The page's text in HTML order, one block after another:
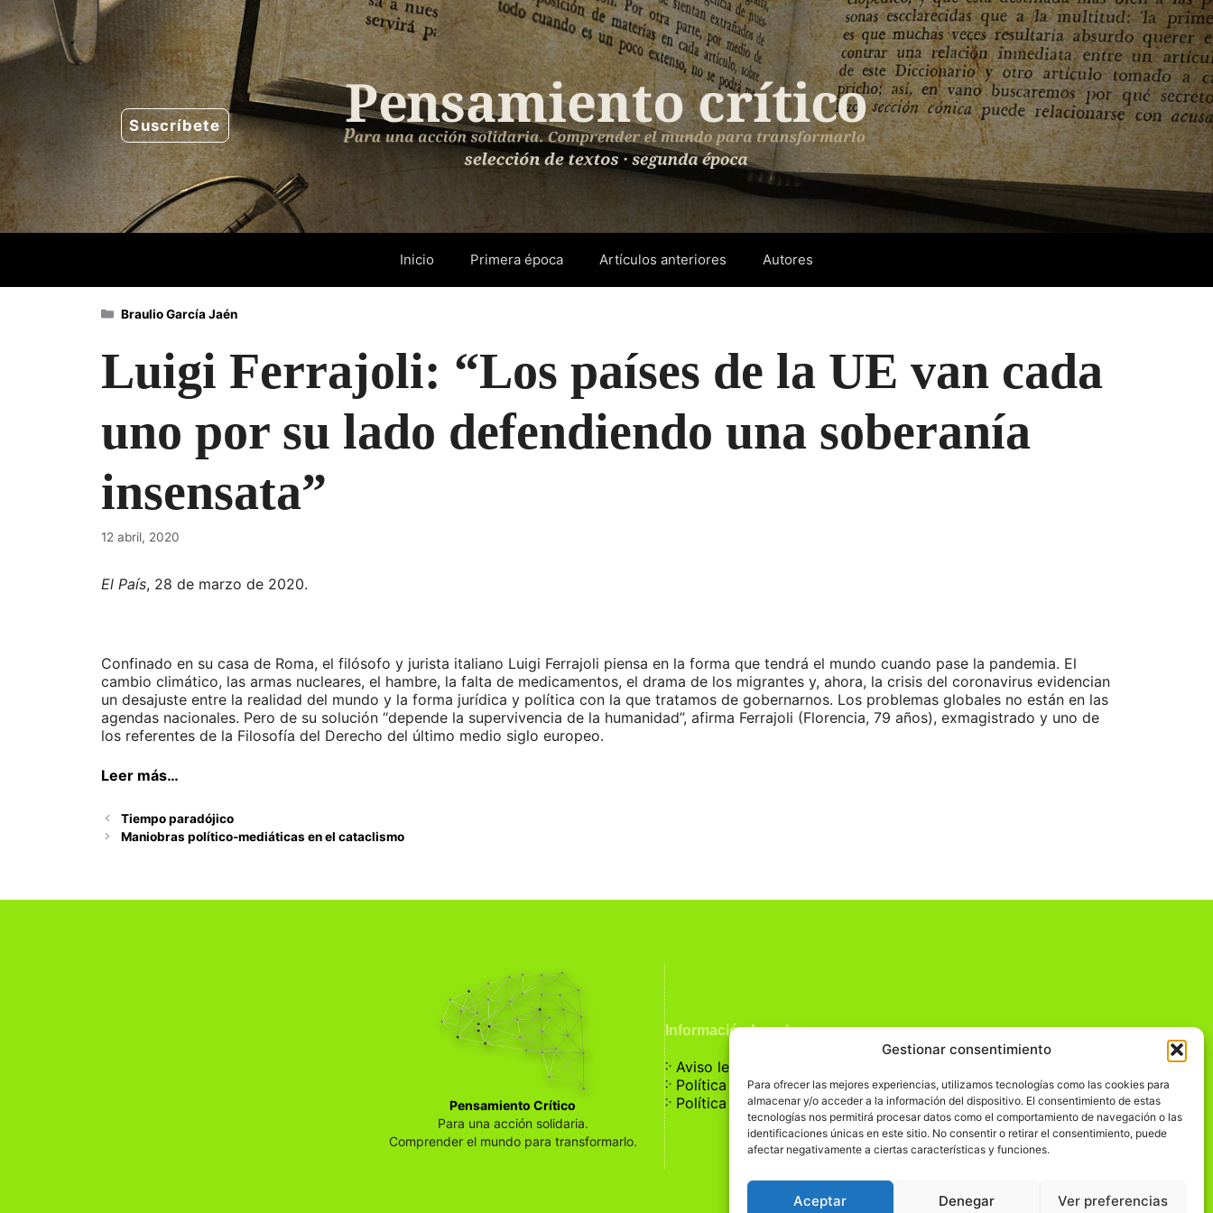
Gestionar consentimiento
Para ofrecer las mejores experiencias, utilizamos tecnologías como las cookies para
almacenar y/o acceder a la información del dispositivo. El consentimiento de estas
tecnologías nos permitirá procesar datos como el comportamiento de navegación o las
identificaciones únicas en este sitio. No consentir o retirar el consentimiento, puede
afectar negativamente a ciertas características y funciones.
Aceptar Denegar Ver preferencias
Saltar
al
contenido
Suscríbete
Inicio Primera época Artículos anteriores Autores
Luigi Ferrajoli: “Los países de la UE van cada
uno por su lado defendiendo una soberanía
insensata”
12 abril, 2020
El País, 28 de marzo de 2020.
Confinado en su casa de Roma, el filósofo y jurista italiano Luigi Ferrajoli piensa en la forma que tendrá el mundo cuando pase la pandemia. El
cambio climático, las armas nucleares, el hambre, la falta de medicamentos, el drama de los migrantes y, ahora, la crisis del coronavirus evidencian
un desajuste entre la realidad del mundo y la forma jurídica y política con la que tratamos de gobernarnos. Los problemas globales no están en las
agendas nacionales. Pero de su solución “depende la supervivencia de la humanidad”, afirma Ferrajoli (Florencia, 79 años), exmagistrado y uno de
los referentes de la Filosofía del Derecho del último medio siglo europeo.
Leer más…
Categorías
Braulio García Jaén
Tiempo paradójico
Maniobras político-mediáticas en el cataclismo
Pensamiento Crítico
Para una acción solidaria.
Comprender el mundo para transformarlo.
Información Legal
჻Aviso legal
჻Política de privacidad
჻Política de cookies